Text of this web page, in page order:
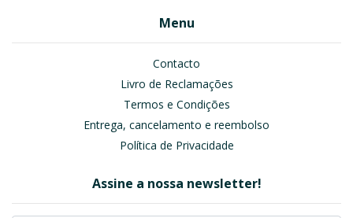
Menu
Contacto
Livro de Reclamações
Termos e Condições
Entrega, cancelamento e reembolso
Política de Privacidade
Assine a nossa newsletter!